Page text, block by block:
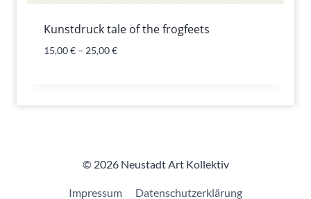
Kunstdruck tale of the frogfeets
15,00€ – 25,00€
© 2026 Neustadt Art Kollektiv
Impressum Datenschutzerklärung